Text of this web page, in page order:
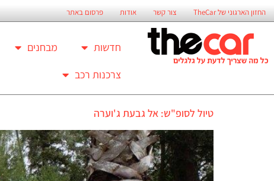
החזון הארגוני של TheCar צור קשר אודות פרסום באתר
חדשות מבחנים
צרכנות רכב
טיול לסופ"ש: אל גבעת ג'וערה